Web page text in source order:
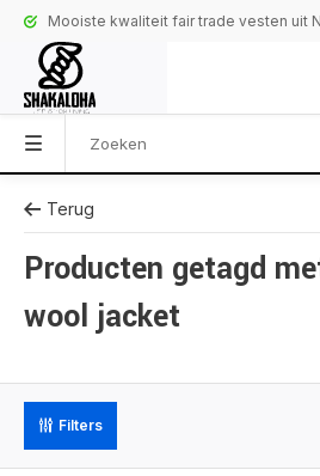
Mooiste kwaliteit fair trade vesten uit
Terug
Producten getagd
wool jacket
Filters